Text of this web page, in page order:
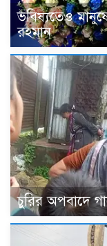
ভবিষ্যতেও
রহমান
চুরির অপবাদে